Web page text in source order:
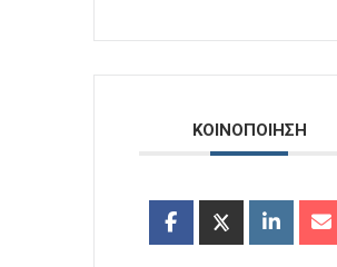
ΚΟΙΝΟΠΟΙΗΣΗ